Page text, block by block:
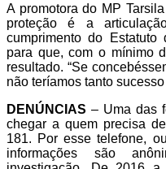
A promotora do MP
proteção é a
cumprimento do
para que, com o mínimo
resultado. “Se
não teríamos tanto
DENÚNCIAS – Uma das
chegar a quem precisa
181. Por esse telefone,
informações são